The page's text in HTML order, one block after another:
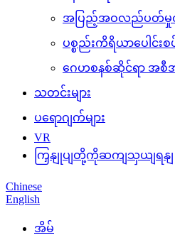
အပြည့်အဝလည်ပတ်မှုဝ
ပစ္စည်းကိရိယာပေါင်း
ဂေဟစနစ်ဆိုင်ရာ အစီ
သတင်းများ
ပရောဂျက်များ
VR
ကြှနျုပျတို့ကိုဆကျသှယျရနျ
Chinese
English
အိမ်